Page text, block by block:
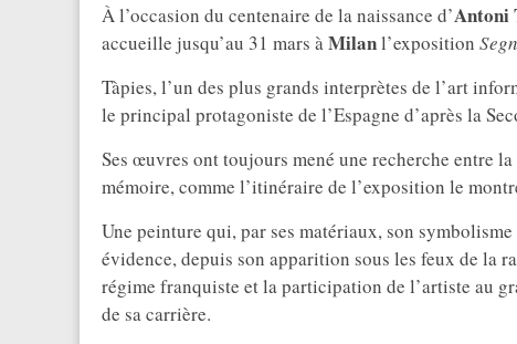
À l’occasion du centenaire de la naissance d’Antoni
accueille jusqu’au 31 mars àMilanl’exposition
Tàpies, l’un des plus grands interprètes de l’art
le principal protagoniste de l’Espagne d’après la
Ses œuvres ont toujours mené une recherche entre
mémoire, comme l’itinéraire de l’exposition le
Une peinture qui, par ses matériaux, son
évidence, depuis son apparition sous les feux de la
régime franquiste et la participation de l’artiste au
de sa carrière.